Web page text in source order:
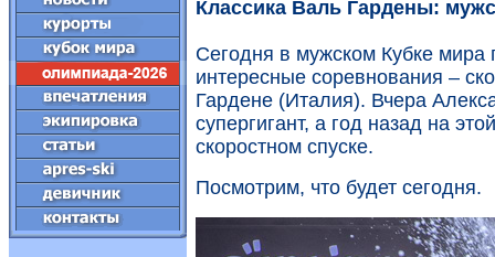
Классика Валь Гардены:
Сегодня в мужском Кубке
интересные соревнования –
Гардене (Италия). Вчера
супергигант, а год назад на
скоростном спуске.
Посмотрим, что будет сегодня.